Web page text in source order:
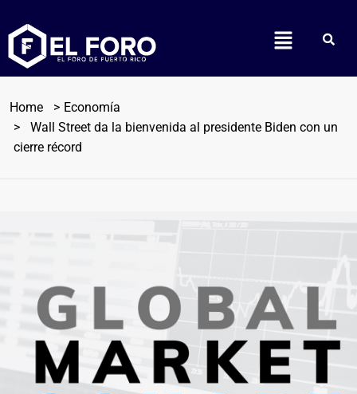
Home
Economía
Wall Street da la bienvenida al presidente Biden con un
cierre récord